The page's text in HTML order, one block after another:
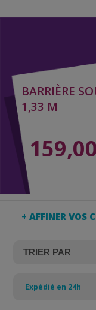
BARRIÈRE
1,33 M
159,00
+ AFFINER VOS
Expédié en 24h